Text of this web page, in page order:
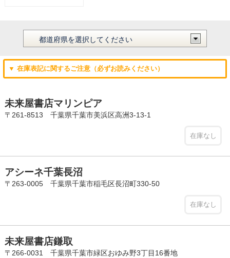
▼ 在庫表記に関するご注意（必ずお読みください）
未来屋書店マリンピア
〒261-8513 千葉県千葉市美浜区高洲3-13-1
在庫なし
アシーネ千葉長沼
〒263-0005 千葉県千葉市稲毛区長沼町330-50
在庫なし
未来屋書店鎌取
〒266-0031 千葉県千葉市緑区おゆみ野3丁目16番地